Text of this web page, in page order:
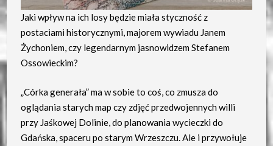
Jaki wpływ na ich losy będzie miała styczność z
postaciami historycznymi, majorem wywiadu Janem
Żychoniem, czy legendarnym jasnowidzem Stefanem
Ossowieckim?
„Córka generała” ma w sobie to coś, co zmusza do
oglądania starych map czy zdjęć przedwojennych willi
przy Jaśkowej Dolinie, do planowania wycieczki do
Gdańska, spaceru po starym Wrzeszczu. Ale i przywołuje